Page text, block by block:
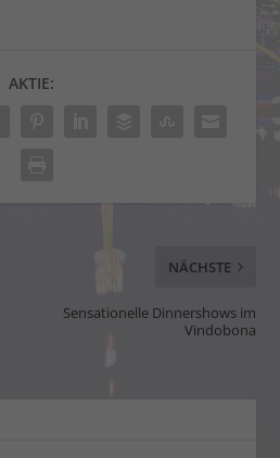
AKTIE:
NÄCHSTE
Sensationelle Dinnershows im
Vindobona